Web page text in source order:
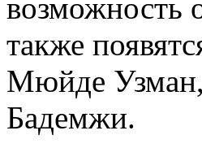
возможность
также
Мюйде
Бадемжи.